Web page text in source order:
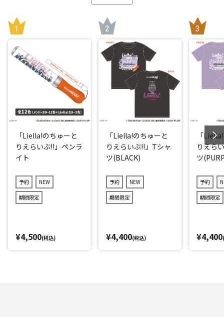
「Liella!のちゅーと
りえらいぶ!!」ペンラ
イト
予約 NEW
期間限定
¥4,500(税込)
「Liella!のちゅーと
りえらいぶ!!」Tシャ
ツ(BLACK)
予約 NEW
期間限定
¥4,400(税込)
「
りえら
ツ
予約
期間限定
¥4,400